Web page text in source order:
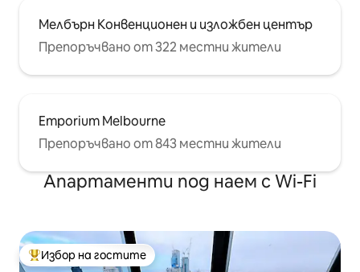
Мелбърн Конвенционен и изложбен център
Препоръчвано от 322 местни жители
Emporium Melbourne
Препоръчвано от 843 местни жители
Апартаменти под наем с Wi-Fi
Най-популярен избор на гостите
Избор на гостите